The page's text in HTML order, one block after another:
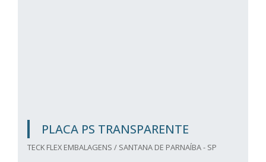
PLACA PS TRANSPARENTE
TECK FLEX EMBALAGENS / SANTANA DE PARNAÍBA - SP